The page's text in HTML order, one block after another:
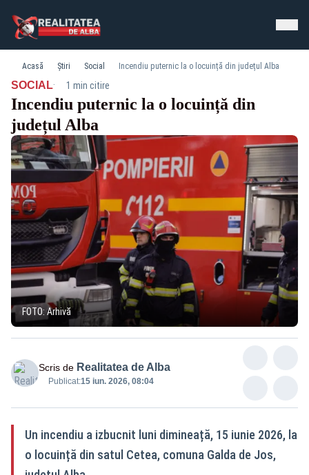
Acasă Știri Social Incendiu puternic la o locuință din județul Alba
SOCIAL· 1 min citire
Incendiu puternic la o locuință din
județul Alba
FOTO: Arhivă
Scris de Realitatea de Alba
Publicat:15 iun. 2026, 08:04
Un incendiu a izbucnit luni dimineață, 15 iunie 2026, la
o locuință din satul Cetea, comuna Galda de Jos,